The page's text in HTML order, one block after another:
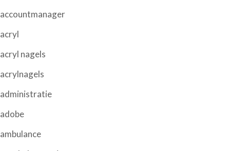
accountmanager
acryl
acryl nagels
acrylnagels
administratie
adobe
ambulance